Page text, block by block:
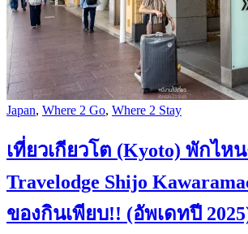
Japan, Where 2 Go, Where 2 Stay
เที่ยวเกียวโต (Kyoto) พักไห
Travelodge Shijo
ของกินเพียบ!! (อัพเดทปี